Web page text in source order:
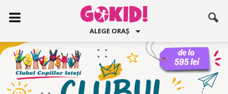
ALEGE ORAȘ